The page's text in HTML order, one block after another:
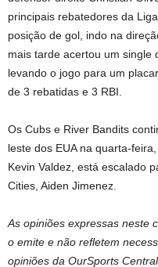
principais rebatedores da
posição de gol, indo na
mais tarde acertou um single
levando o jogo para um
de 3 rebatidas e 3 RBI.
Os Cubs e River Bandits
leste dos EUA na quarta-
Kevin Valdez, está escalado
Cities, Aiden Jimenez.
As opiniões expressas neste
o emite e não refletem
opiniões da OurSports